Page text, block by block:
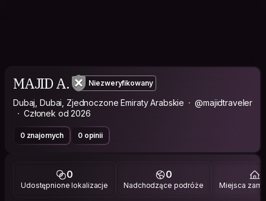
MAJID A. Niezweryfikowany
Dubaj, Dubai, Zjednoczone Emiraty Arabskie
@majidtraveler
Członek od 2026
0 znajomych 0 opinii
0
Udostępnione lokalizacje
0
Nadchodzące podróże Miejsca